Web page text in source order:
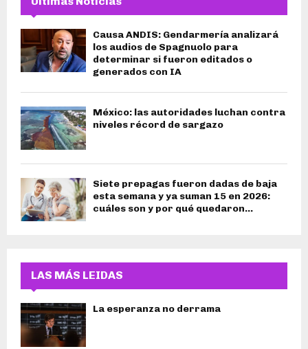
Causa ANDIS: Gendarmería analizará
los audios de Spagnuolo para
determinar si fueron editados o
generados con IA
México: las autoridades luchan contra
niveles récord de sargazo
Siete prepagas fueron dadas de baja
esta semana y ya suman 15 en 2026:
cuáles son y por qué quedaron...
LAS MÁS LEIDAS
La esperanza no derrama